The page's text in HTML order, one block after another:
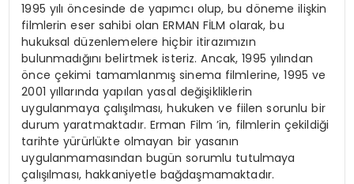
1995 yılı öncesinde de yapımcı olup, bu döneme ilişkin
filmlerin eser sahibi olan ERMAN FİLM olarak, bu
hukuksal düzenlemelere hiçbir itirazımızın
bulunmadığını belirtmek isteriz. Ancak, 1995 yılından
önce çekimi tamamlanmış sinema filmlerine, 1995 ve
2001 yıllarında yapılan yasal değişikliklerin
uygulanmaya çalışılması, hukuken ve fiilen sorunlu bir
durum yaratmaktadır. Erman Film ’in, filmlerin çekildiği
tarihte yürürlükte olmayan bir yasanın
uygulanmamasından bugün sorumlu tutulmaya
çalışılması, hakkaniyetle bağdaşmamaktadır.